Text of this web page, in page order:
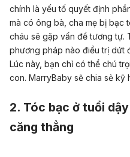
chính là yếu tố quyết định
mà có ông bà, cha mẹ bị bạc
cháu sẽ gặp vấn đề tương tự.
phương pháp nào điều trị dứt
Lúc này, bạn chỉ có thể chú
con. MarryBaby sẽ chia sẻ kỹ
2. Tóc bạc ở tuổi
căng thẳng